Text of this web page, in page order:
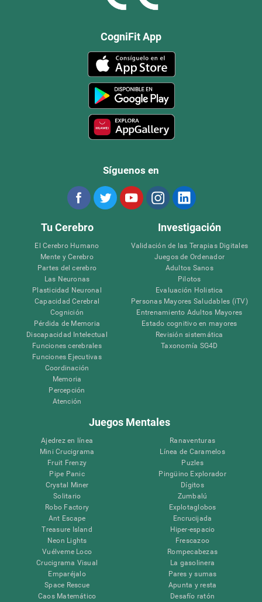
CogniFit App
Síguenos en
Tu Cerebro
El Cerebro Humano
Mente y Cerebro
Partes del cerebro
Las Neuronas
Plasticidad Neuronal
Capacidad Cerebral
Cognición
Pérdida de Memoria
Discapacidad Intelectual
Funciones cerebrales
Funciones Ejecutivas
Coordinación
Memoria
Percepción
Atención
Investigación
Validación de las Terapias Digitales
Juegos de Ordenador
Adultos Sanos
Pilotos
Evaluación Holistica
Personas Mayores Saludables (iTV)
Entrenamiento Adultos Mayores
Estado cognitivo en mayores
Revisión sistemática
Taxonomía SG4D
Juegos Mentales
Ajedrez en línea
Mini Crucigrama
Fruit Frenzy
Pipe Panic
Crystal Miner
Solitario
Robo Factory
Ant Escape
Treasure Island
Neon Lights
Vuélveme Loco
Crucigrama Visual
Emparéjalo
Space Rescue
Caos Matemático
Ranaventuras
Línea de Caramelos
Puzles
Pingüino Explorador
Dígitos
Zumbalú
Explotaglobos
Encrucijada
Hiper-espacio
Frescazoo
Rompecabezas
La gasolinera
Pares y sumas
Apunta y resta
Desafío ratón